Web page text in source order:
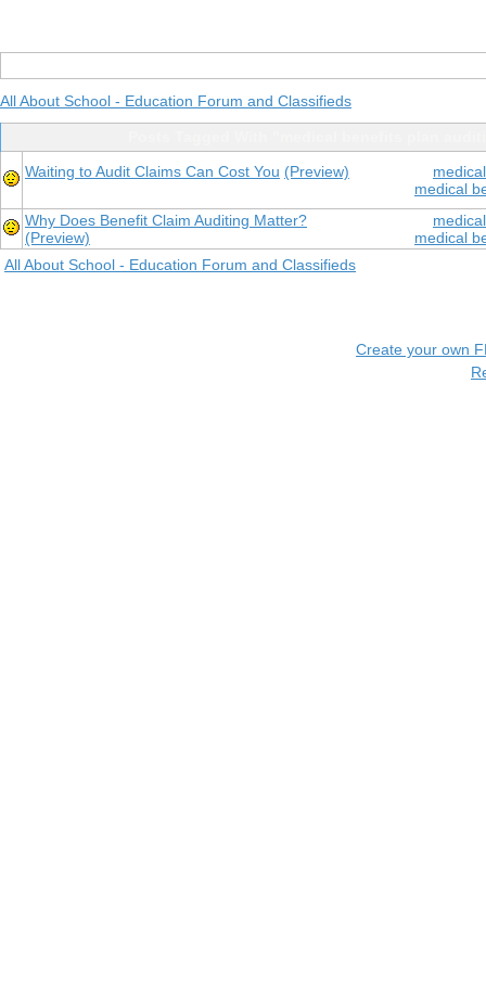
All About School - Education Forum and Classifieds
medical
Waiting to Audit Claims Can Cost You (Preview)
medical
Why Does Benefit Claim Auditing Matter?
(Preview)
All About School - Education Forum and Classifieds
Create your own